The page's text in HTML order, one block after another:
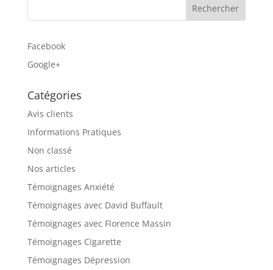
Facebook
Google+
Catégories
Avis clients
Informations Pratiques
Non classé
Nos articles
Témoignages Anxiété
Témoignages avec David Buffault
Témoignages avec Florence Massin
Témoignages Cigarette
Témoignages Dépression